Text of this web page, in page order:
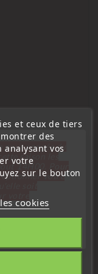
et ceux de tiers
des
analysant vos
votre
sur le bouton
cookies
congés du
raison les
14H00. Pour
votre
soit